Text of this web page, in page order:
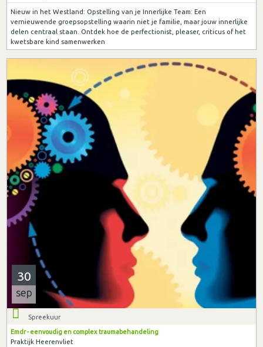
Nieuw in het Westland: Opstelling van je Innerlijke Team: Een
vernieuwende groepsopstelling waarin niet je familie, maar jouw innerlijke
delen centraal staan. Ontdek hoe de perfectionist, pleaser, criticus of het
kwetsbare kind samenwerken
30
sep
Spreekuur
Emdr - eenvoudig en complex traumabehandeling
Praktijk Heerenvliet